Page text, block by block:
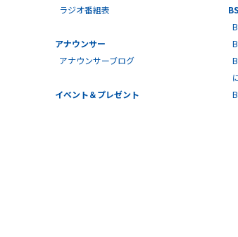
ラジオ番組表
アナウンサー
アナウンサーブログ
イベント＆プレゼント